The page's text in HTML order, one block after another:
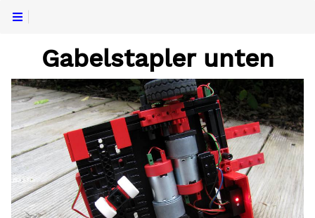
Gabelstapler unten